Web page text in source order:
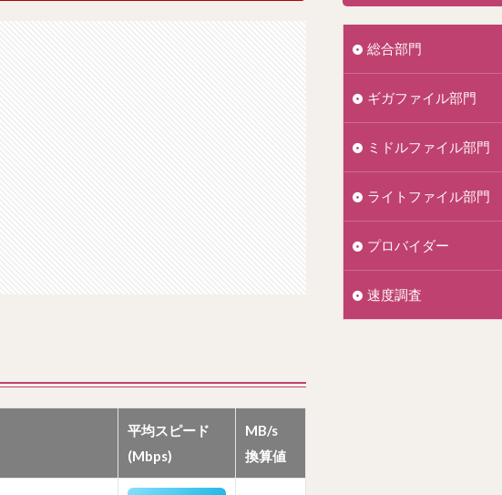
平均スピード
(Mbps)
MB/s
換算値
総合部門
ギガファイル部門
ミドルファイル部門
ライトファイル部門
プロバイダー
速度調査